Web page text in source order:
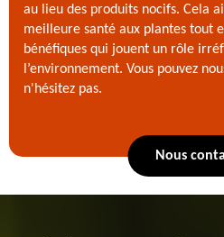
au lieu des produits nocifs. Cela
meilleure santé aux plantes tout
bénéfiques qui jouent un rôle
l’environnement. Vous pouvez
n'hésitez pas.
Nous